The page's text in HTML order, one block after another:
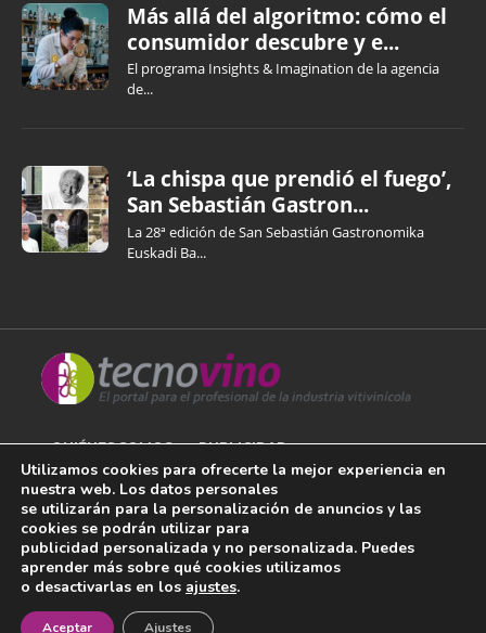
Más allá del algoritmo: cómo el
consumidor descubre y e...
El programa Insights & Imagination de la agencia
de...
‘La chispa que prendió el fuego’,
San Sebastián Gastron...
La 28ª edición de San Sebastián Gastronomika
Euskadi Ba...
QUIÉNES SOMOS PUBLICIDAD
AVISO LEGAL
POLÍTICA DE COOKIES
POLÍTICA DE PRIVACIDAD
CONTACTO¡Newsletter!
Utilizamos cookies para ofrecerte la mejor experiencia en
nuestra web. Los datos personales
se utilizarán para la personalización de anuncios y las
cookies se podrán utilizar para
publicidad personalizada y no personalizada. Puedes
aprender más sobre qué cookies utilizamos
o desactivarlas en los ajustes.
Aceptar Ajustes